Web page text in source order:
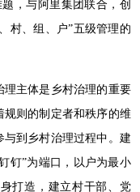
，与阿里集团联合，创
村、组、户”五级管理的
主体是乡村治理的重要
则的制定者和秩序的维
到乡村治理过程中。建
钉”为端口，以户为最小
打造，建立村干部、党